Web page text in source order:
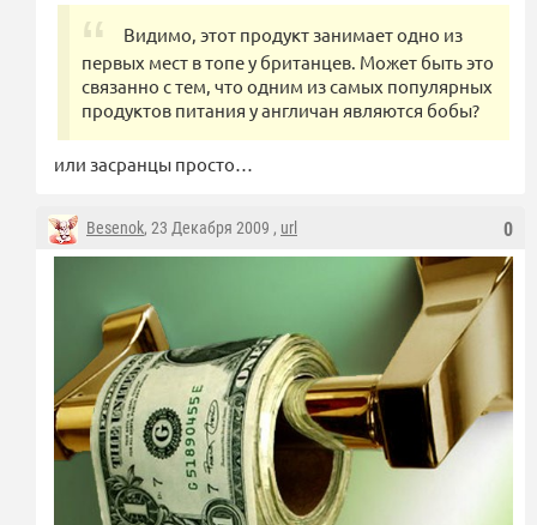
Видимо, этот продукт занимает одно из
первых мест в топе у британцев. Может быть это
связанно с тем, что одним из самых популярных
продуктов питания у англичан являются бобы?
или засранцы просто…
0
Besenok, 23 Декабря 2009 , url